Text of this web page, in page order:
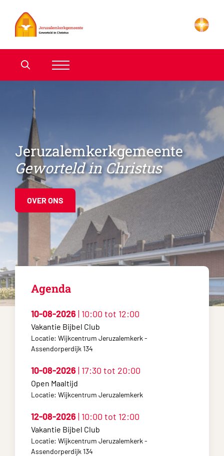
Jeruzalemkerkgemeente
Geworteld in Christus
OVER ONS
Agenda
10-08-2026 | 10:00 tot 12:00
Vakantie Bijbel Club
Locatie: Wijkcentrum Jeruzalemkerk -
Assendorperdijk 134
10-08-2026 | 17:30 tot 20:00
Open Maaltijd
Locatie: Wijkcentrum Jeruzalemkerk
12-08-2026 | 10:00 tot 12:00
Vakantie Bijbel Club
Locatie: Wijkcentrum Jeruzalemkerk -
Assendorperdijk 134